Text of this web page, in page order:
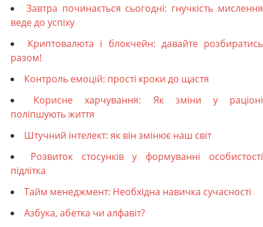
Завтра починається сьогодні: гнучкість мислення
веде до успіху
Криптовалюта і блокчейн: давайте розбиратись
разом!
Контроль емоцій: прості кроки до щастя
Корисне харчування: Як зміни у раціоні
поліпшують життя
Штучний інтелект: як він змінює наш світ
Розвиток стосунків у формуванні особистості
підлітка
Тайм менеджмент: Необхідна навичка сучасності
Азбука, абетка чи алфавіт?